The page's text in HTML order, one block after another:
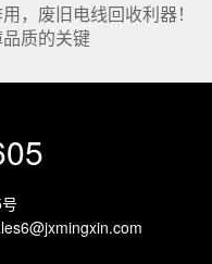
，废旧电线回收利器！
质的关键